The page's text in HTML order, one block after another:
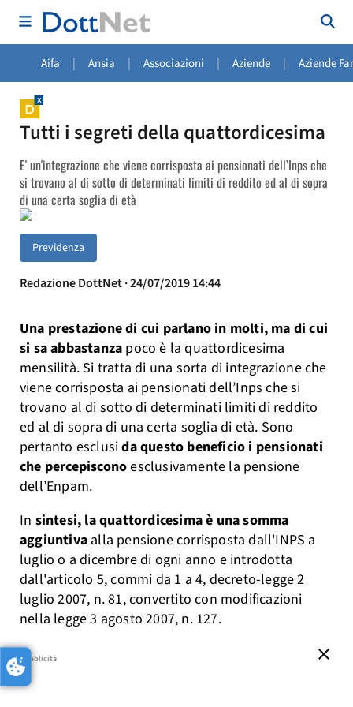
Aifa | Ansia | Associazioni | Aziende | Aziende
Tutti i segreti della quattordicesima
E' un'integrazione che viene corrisposta ai pensionati dell’Inps che
si trovano al di sotto di determinati limiti di reddito ed al di sopra
di una certa soglia di età
Previdenza
Redazione DottNet · 24/07/2019 14:44
Una prestazione di cui parlano in molti, ma di cui
si sa abbastanza poco è la quattordicesima
mensilità. Si tratta di una sorta di integrazione che
viene corrisposta ai pensionati dell’Inps che si
trovano al di sotto di determinati limiti di reddito
ed al di sopra di una certa soglia di età. Sono
pertanto esclusida questo beneficio i pensionati
che percepisconoesclusivamente la pensione
dell’Enpam.
In sintesi, la quattordicesima è una somma
aggiuntiva alla pensione corrisposta dall'INPS a
luglio o a dicembre di ogni anno e introdotta
dall'articolo 5, commi da 1 a 4, decreto-legge 2
luglio 2007, n. 81, convertito con modificazioni
nella legge 3 agosto 2007, n. 127.
close
pubblicità